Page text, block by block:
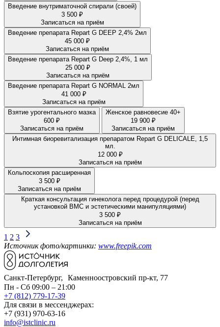
Введение внутриматочной спирали (своей)
3 500 ₽
Записаться на приём
Введение препарата Repart G DEEP 2,4% 2мл
45 000 ₽
Записаться на приём
Введение препарата Repart G Deep 2,4%, 1 мл
25 000 ₽
Записаться на приём
Введение препарата Repart G NORMAL 2мл
41 000 ₽
Записаться на приём
Взятие урогентального мазка
600 ₽
Записаться на приём
Женское равновесие 40+
19 900 ₽
Записаться на приём
Интимная биоревитализация препаратом Repart G DELICALE, 1,5
мл.
12 000 ₽
Записаться на приём
Кольпоскопия расширенная
3 500 ₽
Записаться на приём
Краткая консультация гинеколога перед процедурой (перед
установкой ВМС и эстетическими манипуляциями)
3 500 ₽
Записаться на приём
1 2 3
Источник фото/картинки: www.freepik.com
Санкт-Петербург, Каменноостровский пр-кт, 77
Пн - Сб 09:00 – 21:00
+7 (812) 779-17-39
Для связи в мессенджерах:
+7 (931) 970-63-16
info@istclinic.ru